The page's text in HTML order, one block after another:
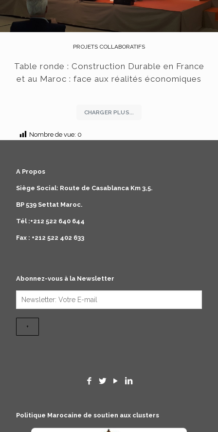
PROJETS COLLABORATIFS
Table ronde : Construction Durable en France
et au Maroc : face aux réalités économiques
CHARGER PLUS...
Nombre de vue: 0
A Propos
Siège Social: Route de Casablanca Km 3,5.
BP 539 Settat Maroc.
Tél :+212 522 640 644
Fax : +212 522 402 633
Abonnez-vous à la Newsletter
Politique Marocaine de soutien aux clusters